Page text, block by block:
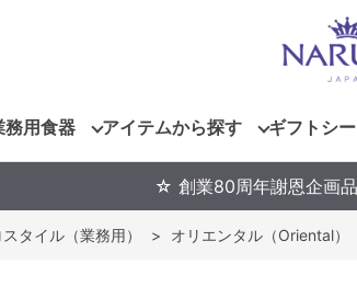
務用食器 アイテムから探す ギフトシ
☆ 創業80周年謝恩企画
タイル（業務用） > オリエンタル（Oriental）